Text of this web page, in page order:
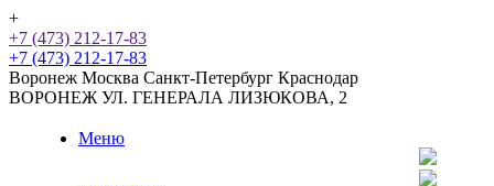
+
+7 (473) 212-17-83
+7 (473) 212-17-83
Воронеж Москва Санкт-Петербург Краснодар
ВОРОНЕЖ УЛ. ГЕНЕРАЛА ЛИЗЮКОВА, 2
Меню